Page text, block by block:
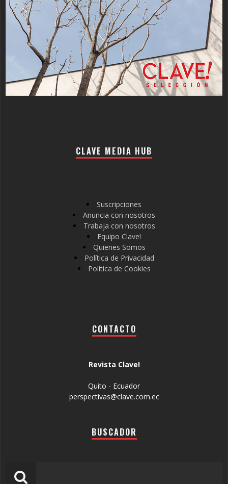
CLAVE MEDIA HUB
Suscripciones
Anuncia con nosotros
Trabaja con nosotros
Equipo Clave!
Quienes Somos
Política de Privacidad
Política de Cookies
CONTACTO
Revista Clave!
Quito - Ecuador
perspectivas@clave.com.ec
BUSCADOR